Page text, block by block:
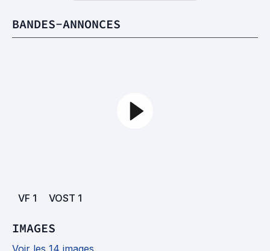
BANDES-ANNONCES
VF 1 VOST 1
IMAGES
Voir les 14 images